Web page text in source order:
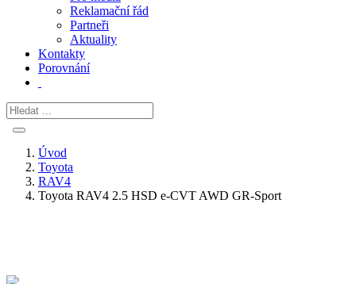
Reklamační řád
Partneři
Aktuality
Kontakty
Porovnání
Úvod
Toyota
RAV4
Toyota RAV4 2.5 HSD e-CVT AWD GR-Sport